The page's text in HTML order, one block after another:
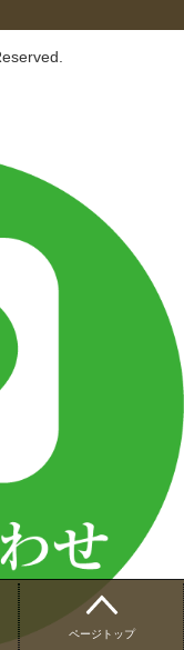
ページトップ